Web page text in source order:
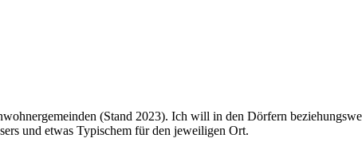
(Stand 2023). Ich will in den Dörfern
und etwas Typischem für den jeweiligen Ort.